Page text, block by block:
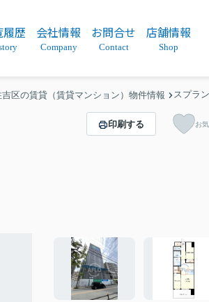
履歴 会社情報
Company
お問合せ
Contact
店舗情報
Shop
吉区の賃貸（賃貸マンション）物件情報 スプラ
印刷する お